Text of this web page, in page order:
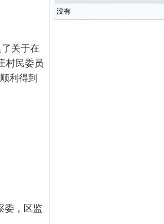
关于在
村民委员
利得到
委，区监
没有